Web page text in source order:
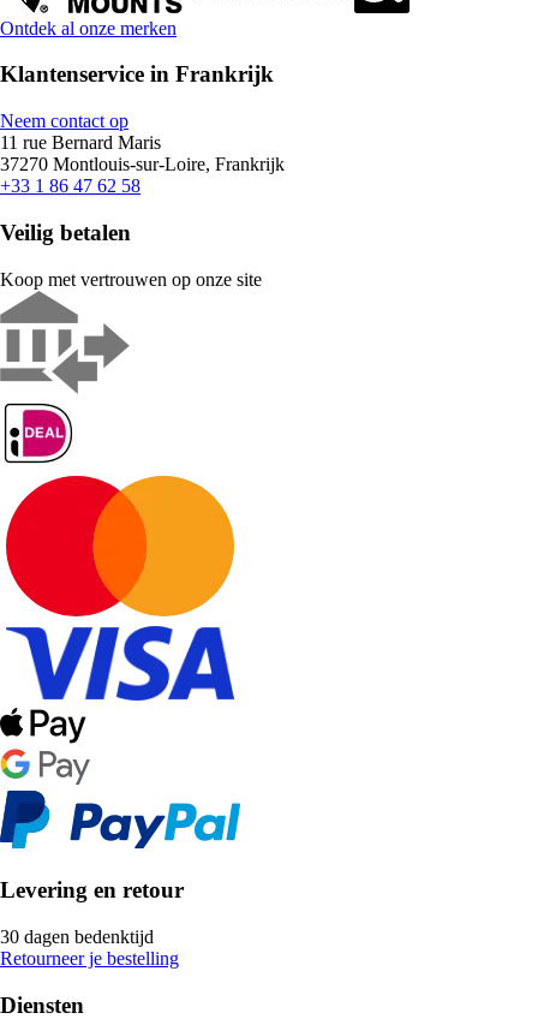
Ontdek al onze merken
Klantenservice in Frankrijk
Neem contact op
11 rue Bernard Maris
37270 Montlouis-sur-Loire, Frankrijk
+33 1 86 47 62 58
Veilig betalen
Koop met vertrouwen op onze site
Levering en retour
30 dagen bedenktijd
Retourneer je bestelling
Diensten